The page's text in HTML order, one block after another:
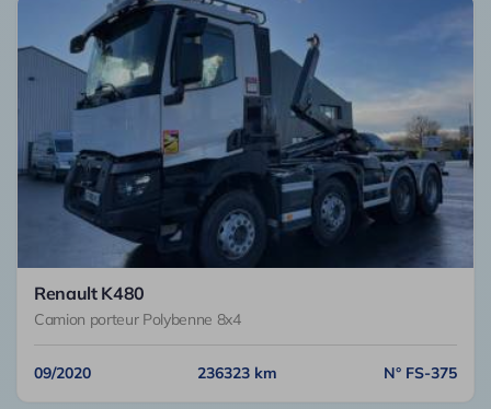
Renault K480
Camion porteur Polybenne 8x4
09/2020 236323 km N° FS-375